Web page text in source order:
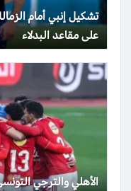
تشكيل إنبي أمام
على مقاعد البدلاء
الأهلي والترجي